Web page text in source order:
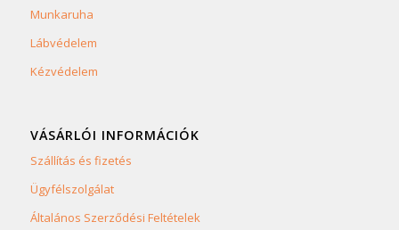
Munkaruha
Lábvédelem
Kézvédelem
VÁSÁRLÓI INFORMÁCIÓK
Szállítás és fizetés
Ügyfélszolgálat
Általános Szerződési Feltételek